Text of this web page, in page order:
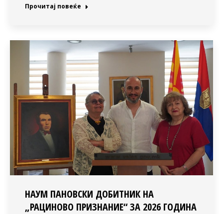
Прочитај повеќе
НАУМ ПАНОВСКИ ДОБИТНИК НА
„РАЦИНОВО ПРИЗНАНИЕ“ ЗА 2026 ГОДИНА